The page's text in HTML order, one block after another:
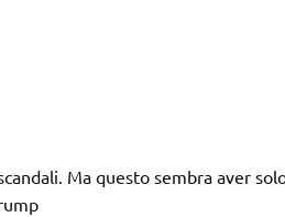
Ma questo sembra aver